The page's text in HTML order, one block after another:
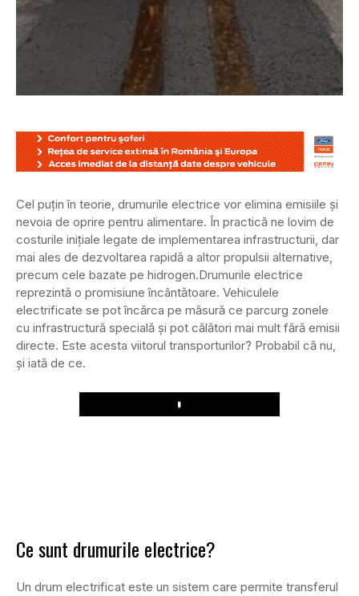
Cel puțin în teorie, drumurile electrice vor elimina emisiile și
nevoia de oprire pentru alimentare. În practică ne lovim de
costurile inițiale legate de implementarea infrastructurii, dar
mai ales de dezvoltarea rapidă a altor propulsii alternative,
precum cele bazate pe hidrogen.Drumurile electrice
reprezintă o promisiune încântătoare. Vehiculele
electrificate se pot încărca pe măsură ce parcurg zonele
cu infrastructură specială și pot călători mai mult fără emisii
directe. Este acesta viitorul transporturilor? Probabil că nu,
și iată de ce.
Play
Ce sunt drumurile electrice?
Un drum electrificat este un sistem care permite transferul